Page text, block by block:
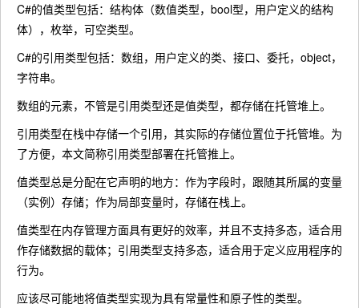
C#的值类型包括：结构体（数值类型，bool型，用户定义的结构
体），枚举，可空类型。
C#的引用类型包括：数组，用户定义的类、接口、委托，object，
字符串。
数组的元素，不管是引用类型还是值类型，都存储在托管堆上。
引用类型在栈中存储一个引用，其实际的存储位置位于托管堆。为
了方便，本文简称引用类型部署在托管推上。
值类型总是分配在它声明的地方：作为字段时，跟随其所属的变量
（实例）存储；作为局部变量时，存储在栈上。
值类型在内存管理方面具有更好的效率，并且不支持多态，适合用
作存储数据的载体；引用类型支持多态，适合用于定义应用程序的
行为。
应该尽可能地将值类型实现为具有常量性和原子性的类型。